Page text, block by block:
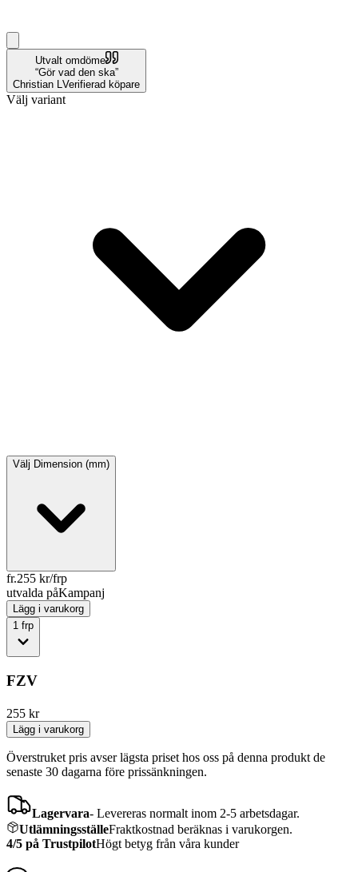
Utvalt omdöme
Gör vad den ska
Christian L Verifierad köpare
Välj variant
Välj Dimension (mm)
fr.255 kr/frp
utvalda påKampanj
Lägg i varukorg
1 frp
FZV
255 kr
Lägg i varukorg
Överstruket pris avser lägsta priset hos oss på denna produkt de
senaste 30 dagarna före prissänkningen.
Lagervara- Levereras normalt inom 2-5 arbetsdagar.
UtlämningsställeFraktkostnad beräknas i varukorgen.
4/5 på TrustpilotHögt betyg från våra kunder